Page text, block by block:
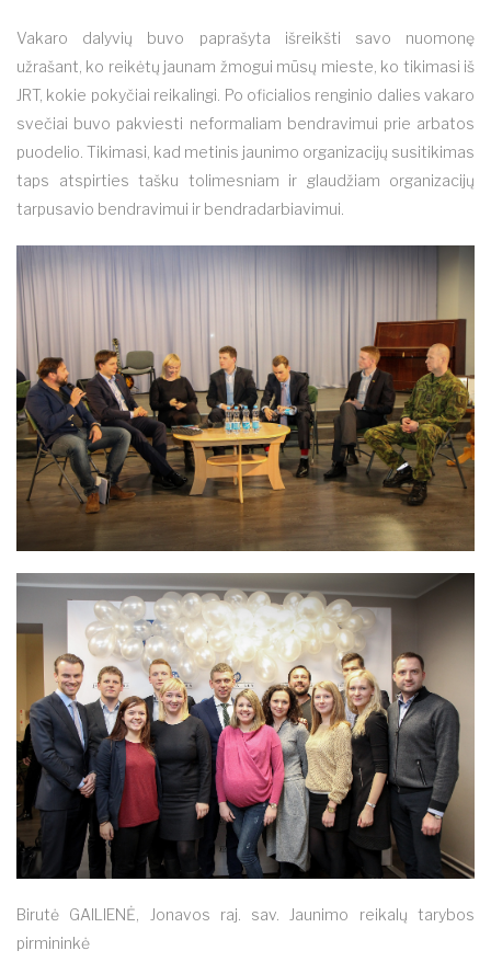
Vakaro dalyvių buvo paprašyta išreikšti savo nuomonę
užrašant, ko reikėtų jaunam žmogui mūsų mieste, ko tikimasi iš
JRT, kokie pokyčiai reikalingi. Po oficialios renginio dalies vakaro
svečiai buvo pakviesti neformaliam bendravimui prie arbatos
puodelio. Tikimasi, kad metinis jaunimo organizacijų susitikimas
taps atspirties tašku tolimesniam ir glaudžiam organizacijų
tarpusavio bendravimui ir bendradarbiavimui.
Birutė GAILIENĖ, Jonavos raj. sav. Jaunimo reikalų tarybos
pirmininkė